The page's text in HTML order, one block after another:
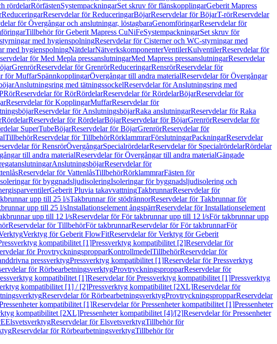
rördelarRörfästenSystempackningarSet skruv för flänskopplingarGeberit Mapress
ReduceringarReservdelar för ReduceringarBöjarReservdelar för BöjarT-rörReservdelar
för Övergångar och anslutningar, löstagbaraGenomföringarReservdelar för
Tillbehör för Geberit Mapress CuNiFeSystempackningarSet skruv för
med hygienspolningReservdelar för Cisterner och WC-styrningar med
med hygienspolningNätdelarNätverkskomponenterVentilerKulventilerReservdelar för
för Med Mepla pressanslutningarMed Mapress pressanslutningarReservdelar
GrenrörReservdelar för GrenrörReduceringarRensrörReservdelar för
för MuffarSpännkopplingarÖvergångar till andra materialReservdelar för Övergångar
Anslutningsring med tätningssockelReservdelar för Anslutningsring med
RörReservdelar för RörRördelarReservdelar för RördelarBöjarReservdelar för
Reservdelar för KopplingarMuffarReservdelar för
Reservdelar för AnslutningsböjarRaka anslutningarReservdelar för Raka
RördelarReservdelar för RördelarBöjarReservdelar för BöjarGrenrörReservdelar för
SuperTubeBöjarReservdelar för BöjarGrenrörReservdelar för
TillbehörReservdelar för TillbehörRörklammrarFörslutningarPackningarReservdelar
för RensrörÖvergångarSpecialrördelarReservdelar för SpecialrördelarRördelar
till andra materialReservdelar för Övergångar till andra materialGängade
AnslutningsböjarReservdelar för
Reservdelar för VattenlåsTillbehörRörklammrarFästen för
för byggnadsljudisoleringIsoleringar för byggnadsljudisolering och
Geberit Pluvia takavvattningTakbrunnarReservdelar för
upp till 25 l/sTakbrunnar för stödrännorReservdelar för Takbrunnar för
upp till 25 l/sInstallationselement ångspärrReservdelar för Installationselement
upp till 12 l/sReservdelar för För takbrunnar upp till 12 l/sFör takbrunnar upp
Reservdelar för TillbehörFör takbrunnarReservdelar för För takbrunnarFör
Verktyg för Geberit FlowFitReservdelar för Verktyg för Geberit
kompatibilitet [1]Pressverktyg kompatibilitet [2]Reservdelar för
för ProvtryckningspropparKontrollmedelTillbehörReservdelar för
pressverktygPressverktyg kompatibilitet [1]Reservdelar för Pressverktyg
för RörbearbetningsverktygProvtryckningspropparReservdelar för
kompatibilitet [1]Reservdelar för Pressverktyg kompatibilitet [1]Pressverktyg
kompatibilitet [1] / [2]Pressverktyg kompatibilitet [2XL]Reservdelar för
Reservdelar för RörbearbetningsverktygProvtryckningspropparReservdelar
kompatibilitet [1]Reservdelar för Pressenheter kompatibilitet [1]Pressenheter
kompatibilitet [2XL]Pressenheter kompatibilitet [4]/[2]Reservdelar för Pressenheter
ElsvetsverktygReservdelar för ElsvetsverktygTillbehör för
Reservdelar för RörbearbetningsverktygTillbehör för